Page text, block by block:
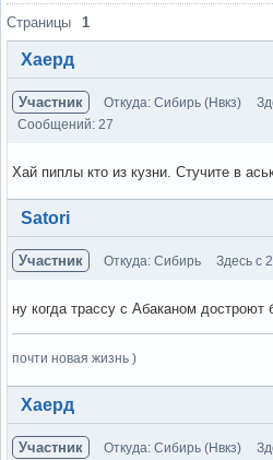
Страницы 1
Хаерд
Участник Откуда: Сибирь (Нвкз)
Сообщений: 27
Хай пиплы кто из кузни. Стучите в
Вне форума
Satori
Участник Откуда: Сибирь Здесь с
ну когда трассу с Абаканом достроют
почти новая жизнь )
Вне форума
Хаерд
Участник Откуда: Сибирь (Нвкз)